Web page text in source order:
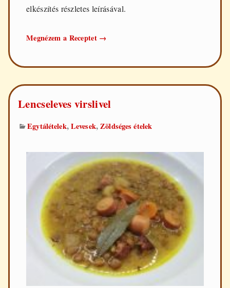
elkészítés részletes leírásával.
Megnézem a Receptet Lencseleves
→
Lencseleves virslivel
Egytálételek,Levesek,Zöldséges ételek